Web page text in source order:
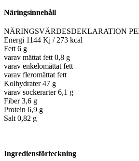
Näringsinnehåll
NÄRINGSVÄRDESDEKLARATION
Energi 1144 Kj / 273 kcal
Fett 6 g
varav mättat fett 0,8 g
varav enkelomättat fett
varav fleromättat fett
Kolhydrater 47 g
varav sockerarter 6,1 g
Fiber 3,6 g
Protein 6,9 g
Salt 0,82 g
Ingrediensförteckning